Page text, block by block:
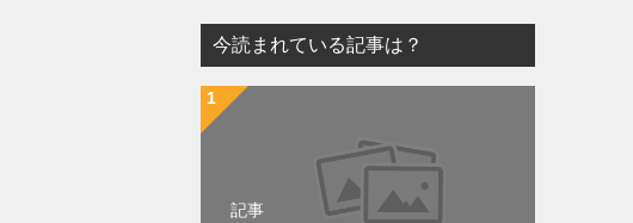
今読まれている記事は？
記事